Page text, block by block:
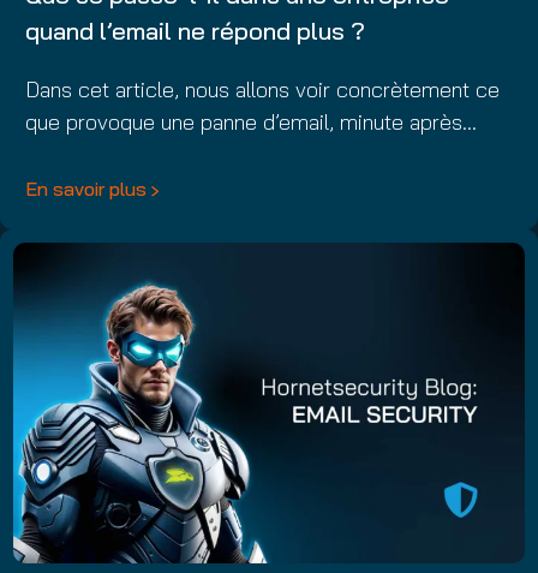
quand l’email ne répond plus ?
Dans cet article, nous allons voir concrètement ce
que provoque une panne d’email, minute après…
En savoir plus